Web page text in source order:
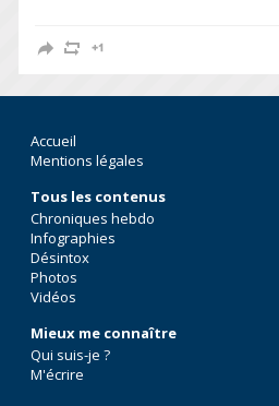
Accueil
Mentions légales
Tous les contenus
Chroniques hebdo
Infographies
Désintox
Photos
Vidéos
Mieux me connaître
Qui suis-je ?
M'écrire